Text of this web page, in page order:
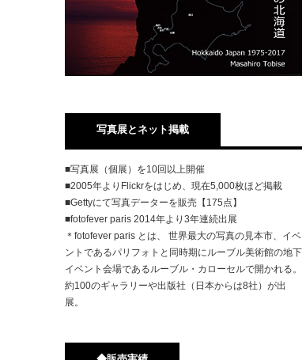
写真展とネット掲載
■写真展（個展）を10回以上開催
■2005年よりFlickrをはじめ、現在5,000枚ほど掲載
■Gettyにて写真データーを販売【175点】
■fotofever paris 2014年より3年連続出展
＊fotofever paris とは、 世界最大の写真の見本市、イベ
ントであるパリフォトと同時期にルーブル美術館の地下
イベント会場であるルーブル・カローセルで開かれる。
約100のギャラリーや出版社（日本からは8社）が出
展。